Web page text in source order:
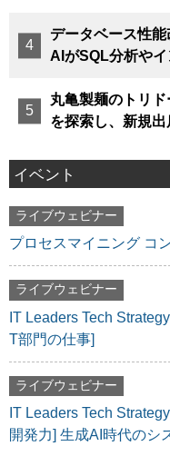
データベース性
AIがSQL分析や
丸亀製麺のトリ
を探索し、新規
イベント
ライブウェビナー
プロセスマイニング コ
ライブウェビナー
IT Leaders Tech
T部門の仕事]
ライブウェビナー
IT Leaders Tech
開発力] 生成AI時代のシ